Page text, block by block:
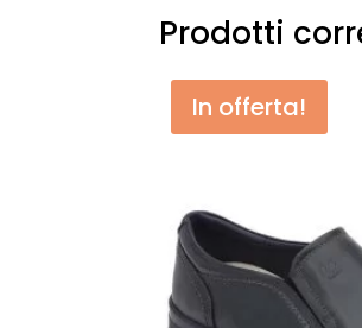
Prodotti
In offerta!